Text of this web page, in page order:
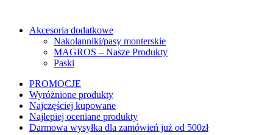
Akcesoria dodatkowe
Nakolanniki/pasy monterskie
MAGROS – Nasze Produkty
Paski
PROMOCJE
Wyróżnione produkty
Najczęściej kupowane
Najlepiej oceniane produkty
Darmowa wysyłka dla zamówień już od 500zł